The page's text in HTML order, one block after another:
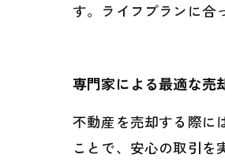
す。ライフプランに合
専門家による最適な売
不動産を売却する際に
ことで、安心の取引を